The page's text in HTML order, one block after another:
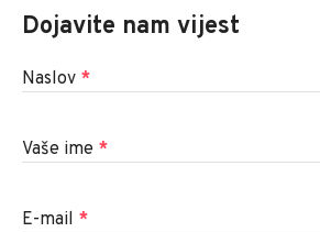
Dojavite nam vijest
Naslov *
Vaše ime *
E-mail *